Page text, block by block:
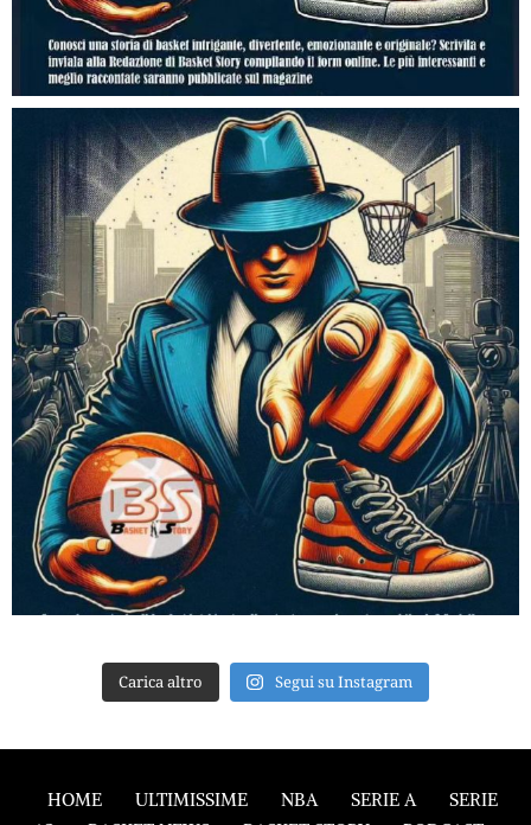
Carica altro Segui su Instagram
HOME ULTIMISSIME NBA SERIE A
SERIE